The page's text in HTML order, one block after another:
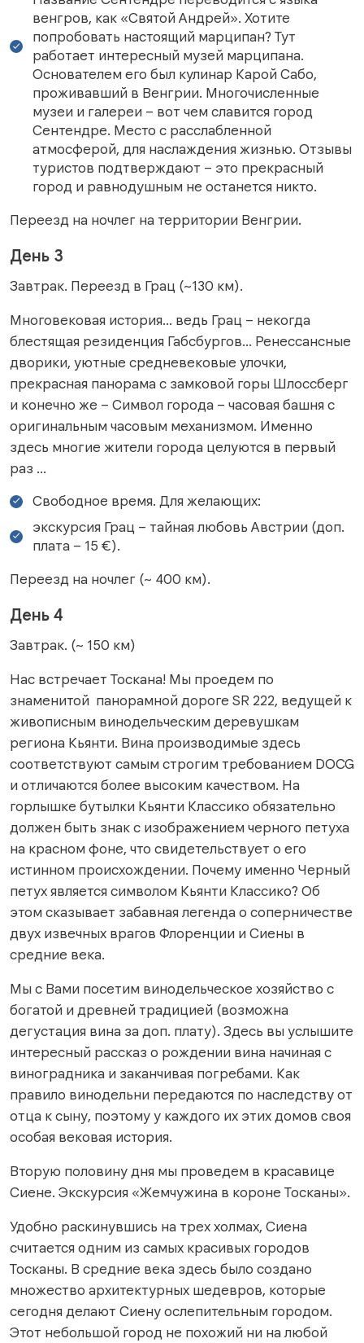
венгров, как «Святой Андрей». Хотите
попробовать настоящий марципан? Тут
работает интересный музей марципана.
Основателем его был кулинар Карой Сабо,
проживавший в Венгрии. Многочисленные
музеи и галереи – вот чем славится город
Сентендре. Место с расслабленной
атмосферой, для наслаждения жизнью. Отзывы
туристов подтверждают – это прекрасный
город и равнодушным не останется никто.
Переезд на ночлег на территории Венгрии.
День 3
Завтрак. Переезд в Грац (~130 км).
Многовековая история… ведь Грац – некогда
блестящая резиденция Габсбургов… Ренессансные
дворики, уютные средневековые улочки,
прекрасная панорама с замковой горы Шлоссберг
и конечно же – Символ города – часовая башня с
оригинальным часовым механизмом. Именно
здесь многие жители города целуются в первый
раз …
Свободное время. Для желающих:
экскурсия Грац – тайная любовь Австрии (доп.
плата – 15 €).
Переезд на ночлег (~ 400 км).
День 4
Завтрак. (~ 150 км)
Нас встречает Тоскана! Мы проедем по
знаменитой панорамной дороге SR 222, ведущей к
живописным винодельческим деревушкам
региона Кьянти. Вина производимые здесь
соответствуют самым строгим требованием DOCG
и отличаются более высоким качеством. На
горлышке бутылки Кьянти Классико обязательно
должен быть знак с изображением черного петуха
на красном фоне, что свидетельствует о его
истинном происхождении. Почему именно Черный
петух является символом Кьянти Классико? Об
этом сказывает забавная легенда о соперничестве
двух извечных врагов Флоренции и Сиены в
средние века.
Мы с Вами посетим винодельческое хозяйство с
богатой и древней традицией (возможна
дегустация вина за доп. плату). Здесь вы услышите
интересный рассказ о рождении вина начиная с
виноградника и заканчивая погребами. Как
правило винодельни передаются по наследству от
отца к сыну, поэтому у каждого их этих домов своя
особая вековая история.
Вторую половину дня мы проведем в красавице
Сиене. Экскурсия «Жемчужина в короне Тосканы».
Удобно раскинувшись на трех холмах, Сиена
считается одним из самых красивых городов
Тосканы. В средние века здесь было создано
множество архитектурных шедевров, которые
сегодня делают Сиену ослепительным городом.
Этот небольшой город не похожий ни на любой